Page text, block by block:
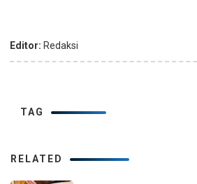
Editor: Redaksi
TAG
RELATED